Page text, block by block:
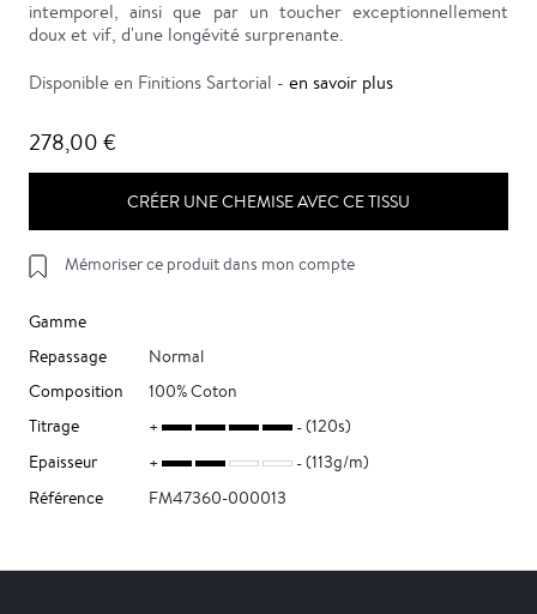
intemporel, ainsi que par un toucher exceptionnellement
doux et vif, d'une longévité surprenante.
Disponible en Finitions Sartorial - en savoir plus
278,00 €
CRÉER UNE CHEMISE AVEC CE TISSU
Mémoriser ce produit dans mon compte
Gamme
Repassage
Normal
Composition
100% Coton
Titrage
(120s)
Epaisseur
(113g/m)
Référence
FM47360-000013